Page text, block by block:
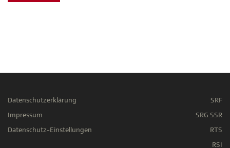
Datenschutzerklärung
Impressum
Datenschutz-Einstellungen
SRF
SRG SSR
RTS
RSI